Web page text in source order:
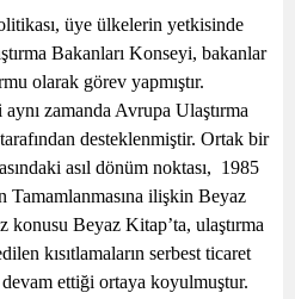
üye ülkelerin yetkisinde
Bakanları Konseyi, bakanlar
olarak görev yapmıştır.
zamanda Avrupa Ulaştırma
desteklenmiştir. Ortak bir
asıl dönüm noktası, 1985
Tamamlanmasına ilişkin Beyaz
Beyaz Kitap’ta, ulaştırma
kısıtlamaların serbest ticaret
ettiği ortaya koyulmuştur.